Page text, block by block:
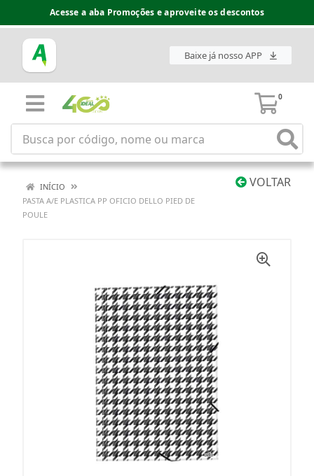
Acesse a aba Promoções e aproveite os descontos
Baixe já nosso APP
0
VOLTAR
INÍCIO
PASTA A/E PLASTICA PP OFICIO DELLO PIED DE
POULE